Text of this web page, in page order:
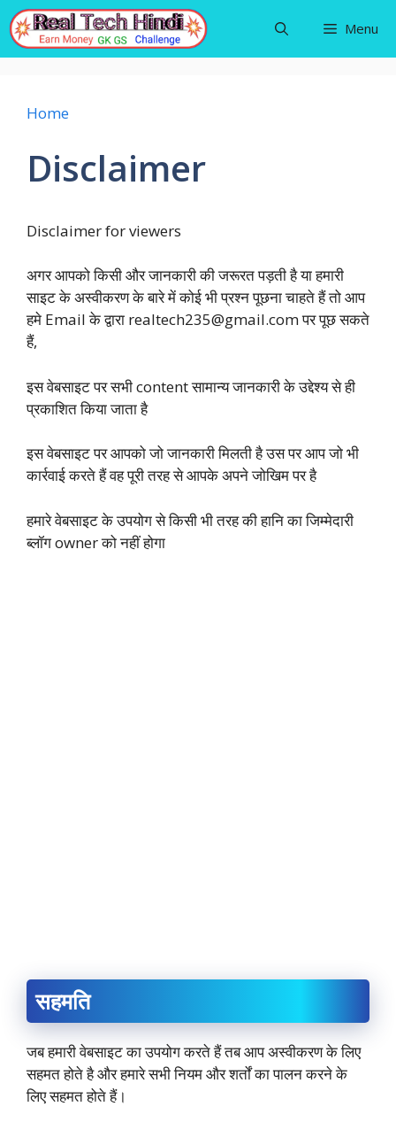
Skip
to
content
Menu
Home
Disclaimer
Disclaimer for viewers
अगर आपको किसी और जानकारी की जरूरत पड़ती है या हमारी
साइट के अस्वीकरण के बारे में कोई भी प्रश्न पूछना चाहते हैं तो आप
हमे Email के द्वारा realtech235@gmail.com पर पूछ सकते
हैं,
इस वेबसाइट पर सभी content सामान्य जानकारी के उद्देश्य से ही
प्रकाशित किया जाता है
इस वेबसाइट पर आपको जो जानकारी मिलती है उस पर आप जो भी
कार्रवाई करते हैं वह पूरी तरह से आपके अपने जोखिम पर है
हमारे वेबसाइट के उपयोग से किसी भी तरह की हानि का जिम्मेदारी
ब्लॉग owner को नहीं होगा
सहमति
जब हमारी वेबसाइट का उपयोग करते हैं तब आप अस्वीकरण के लिए
सहमत होते है और हमारे सभी नियम और शर्तों का पालन करने के
लिए सहमत होते हैं।